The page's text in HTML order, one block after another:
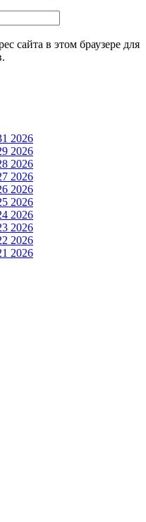
сайта в этом браузере для
2026
2026
2026
2026
2026
2026
2026
2026
2026
2026